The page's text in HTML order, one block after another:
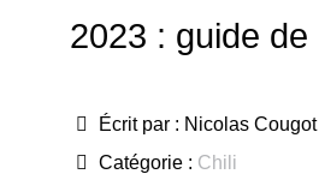
2023 : guide de
Écrit par : Nicolas Cougot
Catégorie : Chili